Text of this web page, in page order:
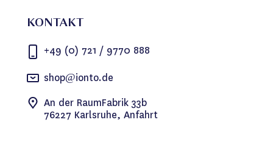
KONTAKT
+49 (0) 721 / 9770 888
shop@ionto.de
An der RaumFabrik 33b
76227 Karlsruhe, Anfahrt